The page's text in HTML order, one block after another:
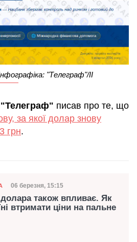
"Телеграф"/ІІ
"Телеграф" писав про те, що
за якої долар знову
грн.
Дата публікації
06 березня, 15:15
долара також впливає. Як
втримати ціни на пальне